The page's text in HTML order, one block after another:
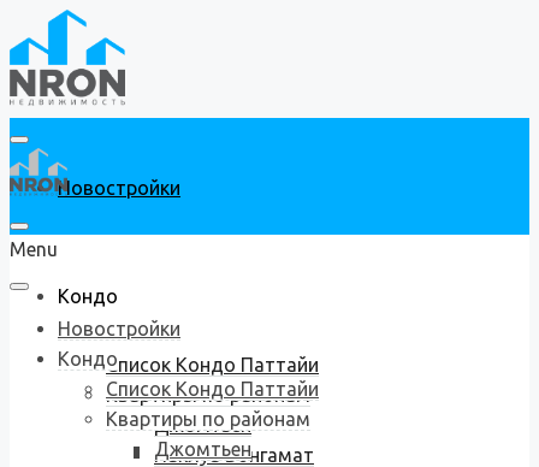
Новостройки
Кондо
Список Кондо Паттайи
Квартиры по районам
Джомтьен
Наклуа Вонгамат
Menu
Новостройки
Кондо
Список Кондо Паттайи
Квартиры по районам
Джомтьен